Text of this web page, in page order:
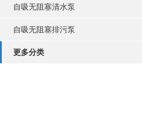
自吸无阻塞清水泵
自吸无阻塞排污泵
更多分类